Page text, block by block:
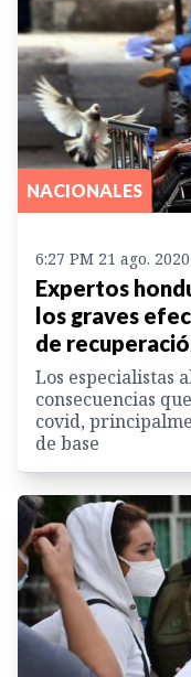
NACIONALES
6:27 PM 21 ago. 2020
Expertos
los graves
de
Los especialistas
consecuencias
covid,
de base